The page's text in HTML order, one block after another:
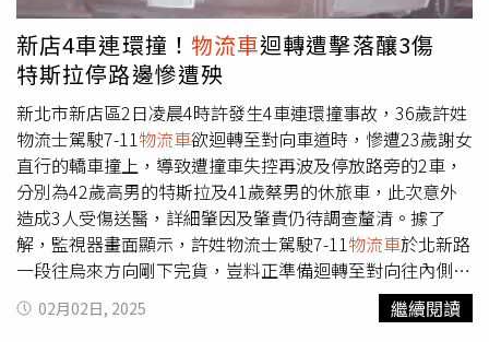
路 VRU。艾達車用電子展出的「四路/八路AI錄影監控系
統」，不但有AI應用，還具有耐高溫(最高可達80℃)、鏡頭
組合可以任意搭配不需要組合、硬碟安裝超方便。至於還有
哪些AI應用，如何幫商用車主促進效能更有競爭力，就請來
展會一探究竟。以往商用車大展與冷鏈協會的合作向來以冷
凍冷藏車為主，今年台灣冷鏈協會擔綱主辦單位之一主動出
擊整合相關技術廠商，要讓中部的餐飲食品業者了解冷鏈科
技的發展，因此在商用大展中有「餐飲食品冷鏈科技」專區
相互幫襯。歡迎中部餐廳、食品、生鮮業者到來了解如何避
免因為溫控的問題大量損失食材，而台灣擁有全球技術領先
的冷鏈科技，讓車主們不僅專注冷鏈物流，還藉此了解更多
軟硬體配套。產官學 聚焦商用車產業未來活動主辦商用車
談發行人張玉穎表示，由於商用車與運輸業長期受到政府的
殼體廠、模組廠、以及正極材料與其他金屬加工處理廠，從
原料到回收都能做。因應固態電池可能在2030年實現，王
瑞瑜表示，也會持續投入資源在明志科技大學啟動研發計
畫，預計會直接從磷酸鋰鐵跨入新世代的固態電池與半固態
電池領域。王瑞瑜表示，過去幾年，台灣平均每年都要從國
外進口電池芯約2.9GWh、大約227億元的訂單，其中有
90%是從中國進口，目前台灣要發展電動車、再生能源與
AI，都要用到電池芯，電池已經變成戰略物資、國安問題，
不能都靠國外。王瑞瑜表示，中國是目前全球最大的電池芯
生產國，不只規模大，還有政府補貼，具價格優勢，目前台
塑新智能的電池芯成本比中國高出1成多，還有關稅問題，
歐美政府對相關產業也有政策補助，我們需要公平競爭的環
境，台灣電池芯產業需要政府更多的關愛與支持。王瑞瑜表
新店4車連環撞！ 物流車迴轉遭擊落釀3傷
特斯拉停路邊慘遭殃
新北市新店區2日凌晨4時許發生4車連環撞事故，36歲許姓
物流士駕駛7-11物流車欲迴轉至對向車道時，慘遭23歲謝女
直行的轎車撞上，導致遭撞車失控再波及停放路旁的2車，
分別為42歲高男的特斯拉及41歲蔡男的休旅車，此次意外
造成3人受傷送醫，詳細肇因及肇責仍待調查釐清。據了
解，監視器畫面顯示，許姓物流士駕駛7-11物流車於北新路
一段往烏來方向剛下完貨，豈料正準備迴轉至對向往內側車
道切時，謝女直行的轎車因不及閃避直接猛撞，導致物流車
當場失控前輪打橫，進而再撞上高男停在路旁的特斯拉及蔡
02月02日, 2025 繼續閱讀